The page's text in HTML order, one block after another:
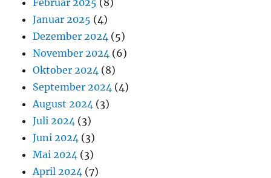
Januar 2025 (4)
Dezember 2024 (5)
November 2024 (6)
Oktober 2024 (8)
September 2024 (4)
August 2024 (3)
Juli 2024 (3)
Juni 2024 (3)
Mai 2024 (3)
April 2024 (7)